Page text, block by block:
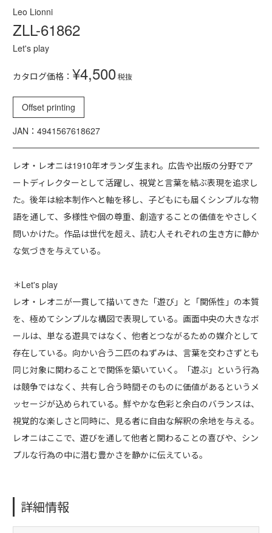
Leo Lionni
ZLL-61862
Let's play
カタログ価格： ¥4,500税抜
Offset printing
JAN：4941567618627
レオ・レオニは1910年オランダ生まれ。広告や出版の分野でア
ートディレクターとして活躍し、視覚と言葉を結ぶ表現を追求し
た。後年は絵本制作へと軸を移し、子どもにも届くシンプルな物
語を通して、多様性や個の尊重、創造することの価値をやさしく
問いかけた。作品は世代を超え、読む人それぞれの生き方に静か
な気づきを与えている。
＊Let's play
レオ・レオニが一貫して描いてきた「遊び」と「関係性」の本質
を、極めてシンプルな構図で表現している。画面中央の大きなボ
ールは、単なる遊具ではなく、他者とつながるための媒介として
存在している。向かい合う二匹のねずみは、言葉を交わさずとも
同じ対象に関わることで関係を築いていく。「遊ぶ」という行為
は競争ではなく、共有し合う時間そのものに価値があるというメ
ッセージが込められている。鮮やかな色彩と余白のバランスは、
視覚的な楽しさと同時に、見る者に自由な解釈の余地を与える。
レオニはここで、遊びを通して他者と関わることの喜びや、シン
プルな行為の中に潜む豊かさを静かに伝えている。
詳細情報